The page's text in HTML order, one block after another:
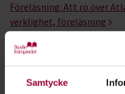
Samtycke
Föreläsning: Att ro över
verklighet, föreläsning
Plats
Datum
Dag